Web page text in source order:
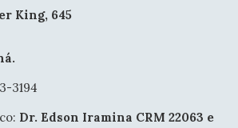
King, 645
3194
Dr. Edson Iramina CRM 22063 e